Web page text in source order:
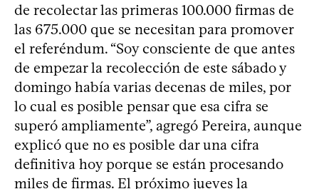
de recolectar las primeras 100.000 firmas de
las 675.000 que se necesitan para promover
el referéndum. “Soy consciente de que antes
de empezar la recolección de este sábado y
domingo había varias decenas de miles, por
lo cual es posible pensar que esa cifra se
superó ampliamente”, agregó Pereira, aunque
explicó que no es posible dar una cifra
definitiva hoy porque se están procesando
miles de firmas. El próximo jueves la